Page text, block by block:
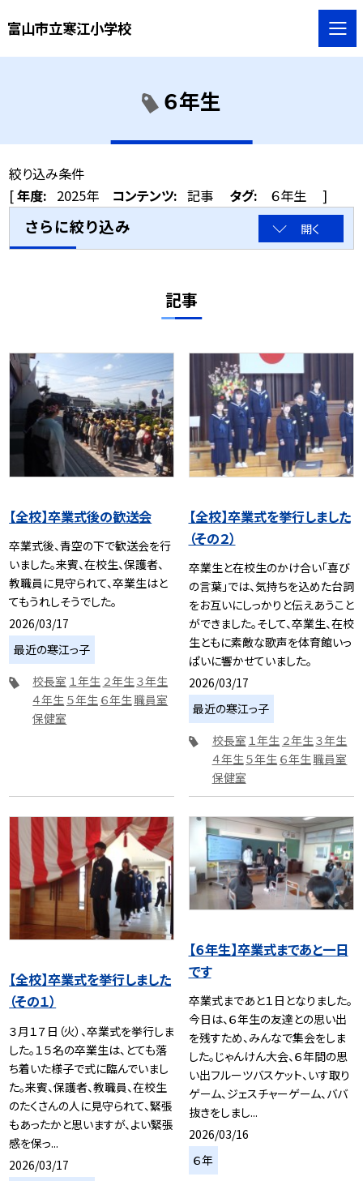
富山市立寒江小学校
６年生
絞り込み条件
[年度: 2025年 コンテンツ: 記事 タグ: ６年生 ]
さらに絞り込み 開く
記事
【全校】卒業式後の歓送会
卒業式後、青空の下で歓送会を行
いました。来賓、在校生、保護者、
教職員に見守られて、卒業生はと
てもうれしそうでした。
2026/03/17
最近の寒江っ子
校長室 １年生 ２年生 ３年生
４年生 ５年生 ６年生職員室
保健室
【全校】卒業式を挙行しました
（その２）
卒業生と在校生のかけ合い「喜び
の言葉」では、気持ちを込めた台詞
をお互いにしっかりと伝えあうこと
ができました。そして、卒業生、在校
生ともに素敵な歌声を体育館いっ
ぱいに響かせていました。
2026/03/17
最近の寒江っ子
校長室 １年生 ２年生 ３年生
４年生 ５年生 ６年生職員室
保健室
【全校】卒業式を挙行しました
（その１）
３月１７日（火）、卒業式を挙行しま
した。１５名の卒業生は、とても落
ち着いた様子で式に臨んでいまし
た。来賓、保護者、教職員、在校生
のたくさんの人に見守られて、緊張
もあったかと思いますが、よい緊張
感を保っ...
2026/03/17
【６年生】卒業式まであと一日
です
卒業式まであと１日となりました。
今日は、６年生の友達との思い出
を残すため、みんなで集会をしま
した。じゃんけん大会、６年間の思
い出フルーツバスケット、いす取り
ゲーム、ジェスチャーゲーム、ババ
抜きをしまし...
2026/03/16
６年